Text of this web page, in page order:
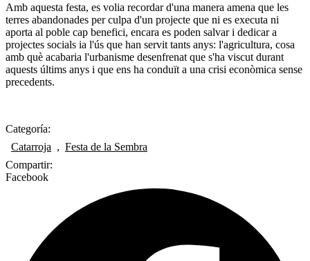
Amb aquesta festa, es volia recordar d'una manera amena que les
terres abandonades per culpa d'un projecte que ni es executa ni
aporta al poble cap benefici, encara es poden salvar i dedicar a
projectes socials ia l'ús que han servit tants anys: l'agricultura, cosa
amb què acabaria l'urbanisme desenfrenat que s'ha viscut durant
aquests últims anys i que ens ha conduït a una crisi econòmica sense
precedents.
Categoría:
Catarroja , Festa de la Sembra
Compartir:
Facebook